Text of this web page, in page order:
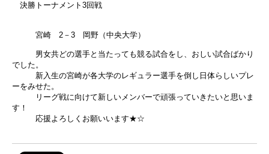
決勝トーナメント3回戦
宮崎 2－3 岡野（中央大学）
男女共どの選手と当たっても競る試合をし、おしい試合ばかり
でした。
新入生の宮崎が各大学のレギュラー選手を倒し日体らしいプレ
ーをみせた。
リーグ戦に向けて新しいメンバーで頑張っていきたいと思いま
す！
応援よろしくお願いいます★☆